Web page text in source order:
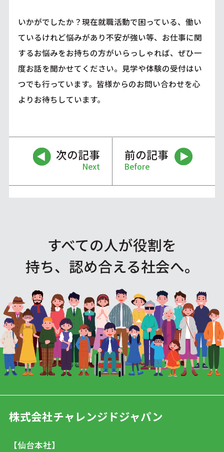
いかがでしたか？現在就職活動で困っている、働い
ているけれど悩みがあり不安が強い等、お仕事に関
するお悩みをお持ちの方がいらっしゃれば、ぜひ一
度お話を聞かせてください。見学や体験の受付はい
つでも行っています。皆様からのお問い合わせを心
よりお待ちしています。
次の記事
Next
前の記事
Before
すべての人が役割を
持ち、認め合える社会へ。
株式会社チャレンジドジャパン
【仙台本社】